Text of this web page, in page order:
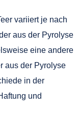
variiert je nach
aus der Pyrolyse
eine andere
aus der Pyrolyse
in der
und